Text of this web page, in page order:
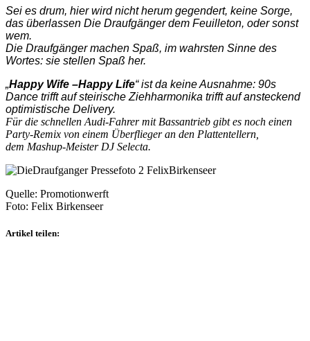
Sei es drum, hier wird nicht herum gegendert, keine Sorge,
das überlassen Die Draufgänger dem Feuilleton, oder sonst
wem.
Die Draufgänger machen Spaß, im wahrsten Sinne des
Wortes: sie stellen Spaß her.
„Happy Wife –Happy Life“ ist da keine Ausnahme: 90s
Dance trifft auf steirische Ziehharmonika trifft auf ansteckend
optimistische Delivery.
Für die schnellen Audi-Fahrer mit Bassantrieb gibt es noch einen
Party-Remix von einem Überflieger an den Plattentellern,
dem Mashup-Meister DJ Selecta.
Quelle: Promotionwerft
Foto: Felix Birkenseer
Artikel teilen: